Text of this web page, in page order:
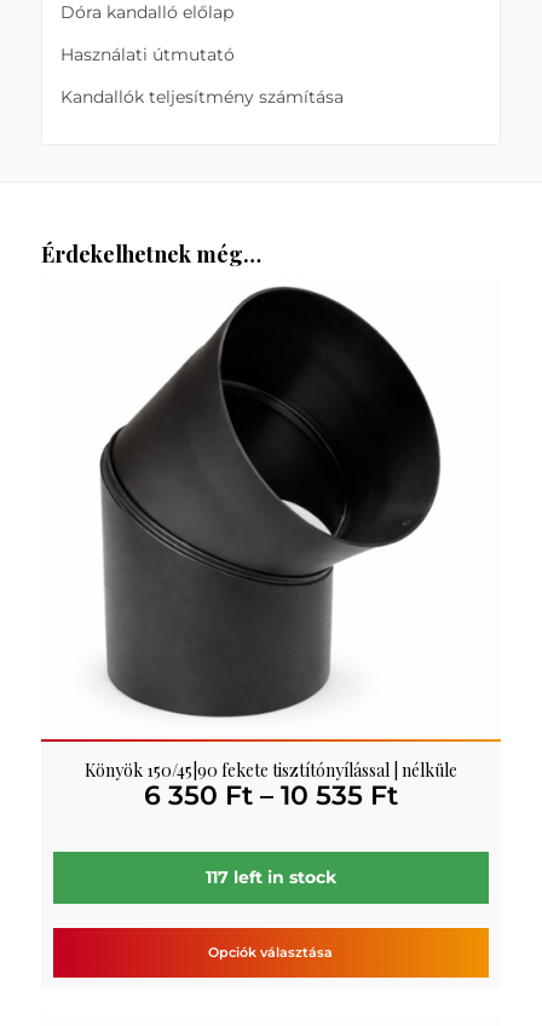
Dóra kandalló előlap
Használati útmutató
Kandallók teljesítmény számítása
Érdekelhetnek még…
Könyök 150/45|90 fekete tisztítónyílással | nélküle
6 350 Ft – 10 535 Ft
350 Ft
10
535 Ft
117 left in stock
Opciók választása